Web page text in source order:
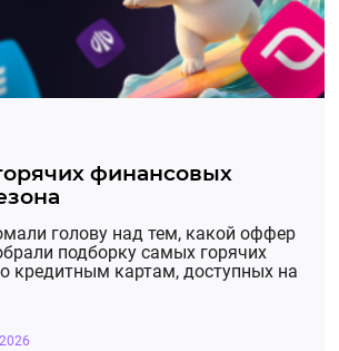
финансовых
голову над тем, какой оффер
подборку самых горячих
кредитным картам, доступных на